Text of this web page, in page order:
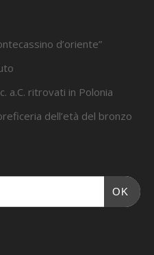
d’oriente”
a.C. ritrovati in Polonia
dell’età del bronzo
OK